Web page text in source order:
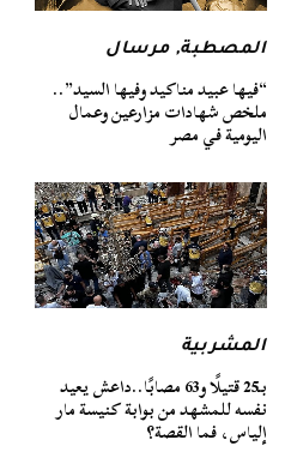
المصطبة,مرسال
“فيها عبيد مناكيد وفيها السيد”..
ملخص شهادات مزارعين وعمال
اليومية في مصر
المشربية
بـ25 قتيلًا و63 مصابًا..داعش يعيد
نفسه للمشهد من بوابة كنيسة مار
إلياس، فما القصة؟